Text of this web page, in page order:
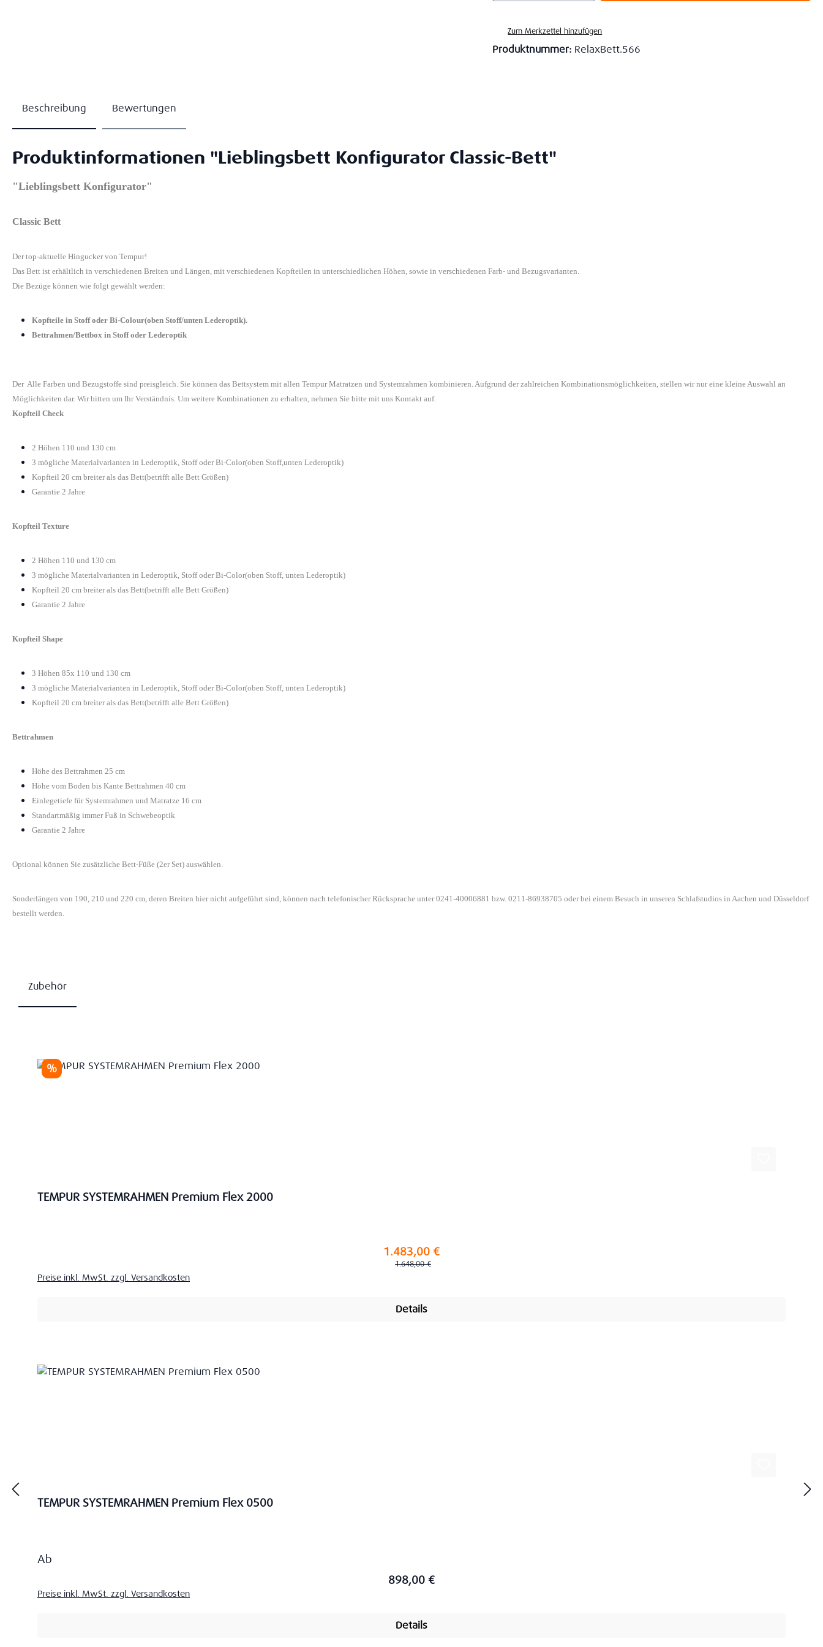
Zum Merkzettel hinzufügen
Produktnummer: RelaxBett.566
Beschreibung Bewertungen
Produktinformationen "Lieblingsbett Konfigurator Classic-Bett"
"Lieblingsbett Konfigurator"
Classic Bett
Der top-aktuelle Hingucker von Tempur!
Das Bett ist erhältlich in verschiedenen Breiten und Längen, mit verschiedenen Kopfteilen in unterschiedlichen Höhen, sowie in verschiedenen Farb- und Bezugsvarianten.
Die Bezüge können wie folgt gewählt werden:
Kopfteile in Stoff oder Bi-Colour(oben Stoff/unten Lederoptik).
Bettrahmen/Bettbox in Stoff oder Lederoptik
Der Alle Farben und Bezugstoffe sind preisgleich. Sie können das Bettsystem mit allen Tempur Matratzen und Systemrahmen kombinieren. Aufgrund der zahlreichen Kombinationsmöglichkeiten, stellen wir nur eine kleine Auswahl an
Möglichkeiten dar. Wir bitten um Ihr Verständnis. Um weitere Kombinationen zu erhalten, nehmen Sie bitte mit uns Kontakt auf.
Kopfteil Check
2 Höhen 110 und 130 cm
3 mögliche Materialvarianten in Lederoptik, Stoff oder Bi-Color(oben Stoff,unten Lederoptik)
Kopfteil 20 cm breiter als das Bett(betrifft alle Bett Größen)
Garantie 2 Jahre
Kopfteil Texture
2 Höhen 110 und 130 cm
3 mögliche Materialvarianten in Lederoptik, Stoff oder Bi-Color(oben Stoff, unten Lederoptik)
Kopfteil 20 cm breiter als das Bett(betrifft alle Bett Größen)
Garantie 2 Jahre
Kopfteil Shape
3 Höhen 85x 110 und 130 cm
3 mögliche Materialvarianten in Lederoptik, Stoff oder Bi-Color(oben Stoff, unten Lederoptik)
Kopfteil 20 cm breiter als das Bett(betrifft alle Bett Größen)
Bettrahmen
Höhe des Bettrahmen 25 cm
Höhe vom Boden bis Kante Bettrahmen 40 cm
Einlegetiefe für Systemrahmen und Matratze 16 cm
Standartmäßig immer Fuß in Schwebeoptik
Garantie 2 Jahre
Optional können Sie zusätzliche Bett-Füße (2er Set) auswählen.
Sonderlängen von 190, 210 und 220 cm, deren Breiten hier nicht aufgeführt sind, können nach telefonischer Rücksprache unter 0241-40006881 bzw. 0211-86938705 oder bei einem Besuch in unseren Schlafstudios in Aachen und Düsseldorf
bestellt werden.
Zubehör
Rabatt
%
TEMPUR SYSTEMRAHMEN Premium Flex 2000
1.483,00 €
Regulärer Preis:
1.648,00 €
Preise inkl. MwSt. zzgl. Versandkosten
Details
TEMPUR SYSTEMRAHMEN Premium Flex 0500
Regulärer Preis:
Ab
898,00 €
Preise inkl. MwSt. zzgl. Versandkosten
Details